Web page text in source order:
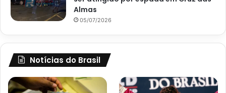
Almas
05/07/2026
Notícias do Brasil